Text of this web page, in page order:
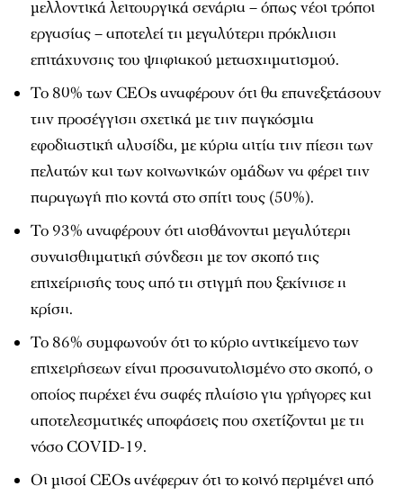
μελλοντικά λειτουργικά σενάρια – όπως νέοι τρόποι
εργασίας – αποτελεί τη μεγαλύτερη πρόκληση
επιτάχυνσης του ψηφιακού μετασχηματισμού.
Το 80% των CEOs αναφέρουν ότι θα επανεξετάσουν
την προσέγγιση σχετικά με την παγκόσμια
εφοδιαστική αλυσίδα, με κύρια αιτία την πίεση των
πελατών και των κοινωνικών ομάδων να φέρει την
παραγωγή πιο κοντά στο σπίτι τους (50%).
Το 93% αναφέρουν ότι αισθάνονται μεγαλύτερη
συναισθηματική σύνδεση με τον σκοπό της
επιχείρησής τους από τη στιγμή που ξεκίνησε η
κρίση.
Το 86% συμφωνούν ότι το κύριο αντικείμενο των
επιχειρήσεων είναι προσανατολισμένο στο σκοπό, ο
οποίος παρέχει ένα σαφές πλαίσιο για γρήγορες και
αποτελεσματικές αποφάσεις που σχετίζονται με τη
νόσο COVID-19.
Οι μισοί CEOs ανέφεραν ότι το κοινό περιμένει από